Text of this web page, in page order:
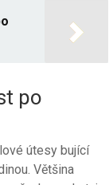
po
útesy bující
Většina